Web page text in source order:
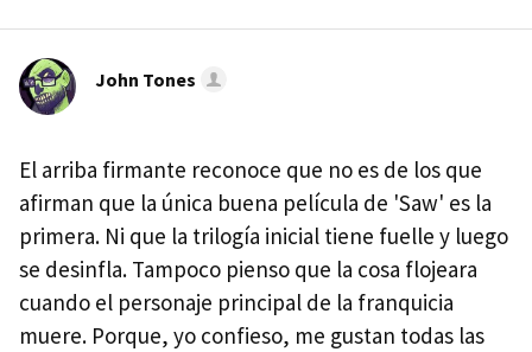
John Tones
El arriba firmante reconoce que no es de los que
afirman que la única buena película de 'Saw' es la
primera. Ni que la trilogía inicial tiene fuelle y luego
se desinfla. Tampoco pienso que la cosa flojeara
cuando el personaje principal de la franquicia
muere. Porque, yo confieso, me gustan todas las